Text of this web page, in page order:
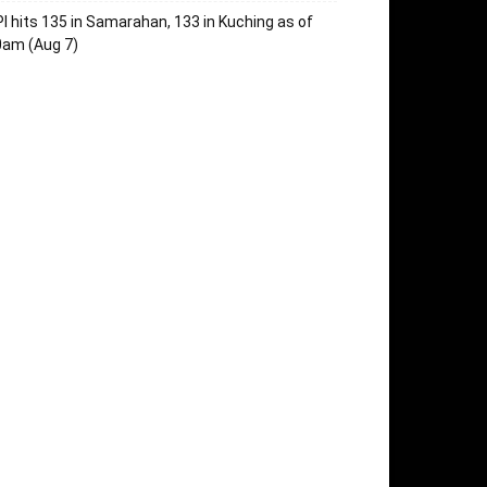
hits 135 in Samarahan, 133 in Kuching as of
(Aug 7)